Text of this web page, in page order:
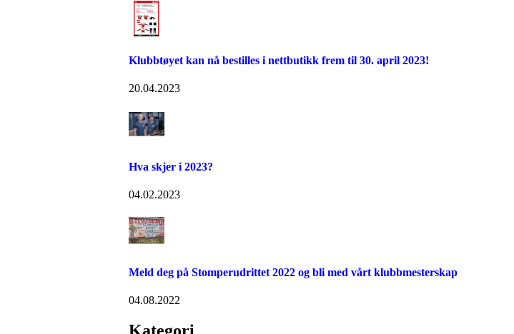
Klubbtøyet kan nå bestilles i nettbutikk frem til 30. april 2023!
20.04.2023
Hva skjer i 2023?
04.02.2023
Meld deg på Stomperudrittet 2022 og bli med vårt klubbmesterskap
04.08.2022